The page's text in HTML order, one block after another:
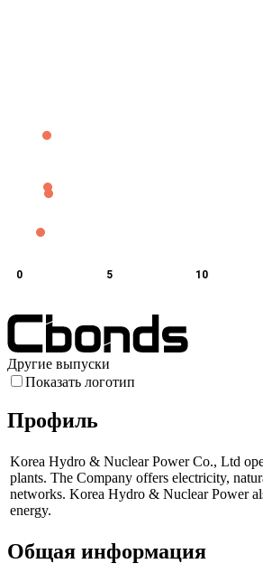
0 5 10
Другие выпуски
Показать логотип
Профиль
Korea Hydro & Nuclear Power Co., Ltd
plants. The Company offers electricity,
networks. Korea Hydro & Nuclear Power
energy.
Общая информация